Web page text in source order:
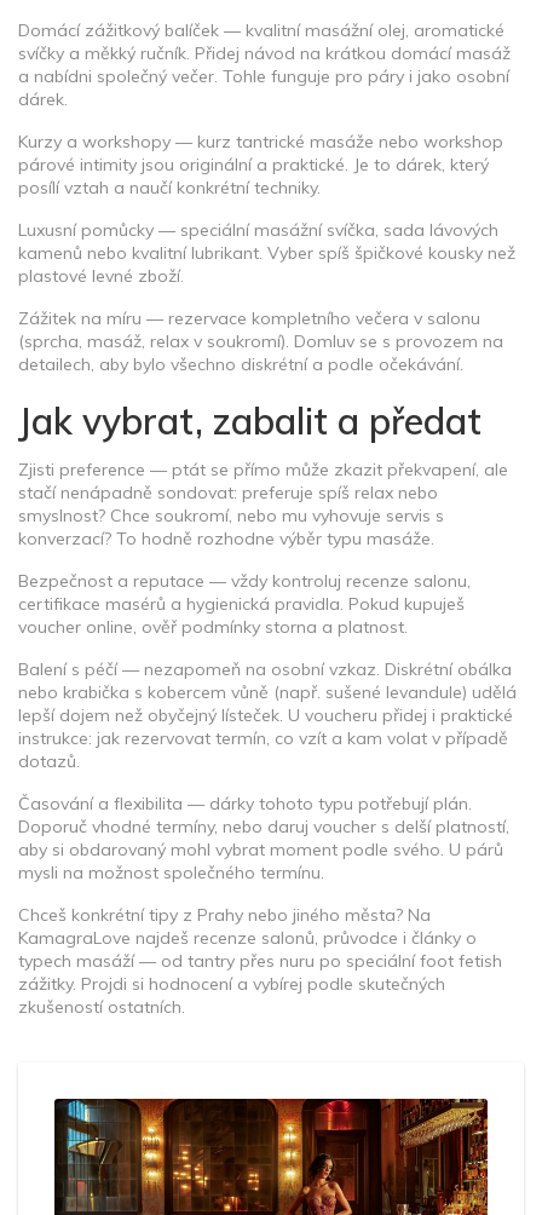
Domácí zážitkový balíček — kvalitní masážní olej, aromatické
svíčky a měkký ručník. Přidej návod na krátkou domácí masáž
a nabídni společný večer. Tohle funguje pro páry i jako osobní
dárek.
Kurzy a workshopy — kurz tantrické masáže nebo workshop
párové intimity jsou originální a praktické. Je to dárek, který
posílí vztah a naučí konkrétní techniky.
Luxusní pomůcky — speciální masážní svíčka, sada lávových
kamenů nebo kvalitní lubrikant. Vyber spíš špičkové kousky než
plastové levné zboží.
Zážitek na míru — rezervace kompletního večera v salonu
(sprcha, masáž, relax v soukromí). Domluv se s provozem na
detailech, aby bylo všechno diskrétní a podle očekávání.
Jak vybrat, zabalit a předat
Zjisti preference — ptát se přímo může zkazit překvapení, ale
stačí nenápadně sondovat: preferuje spíš relax nebo
smyslnost? Chce soukromí, nebo mu vyhovuje servis s
konverzací? To hodně rozhodne výběr typu masáže.
Bezpečnost a reputace — vždy kontroluj recenze salonu,
certifikace masérů a hygienická pravidla. Pokud kupuješ
voucher online, ověř podmínky storna a platnost.
Balení s péčí — nezapomeň na osobní vzkaz. Diskrétní obálka
nebo krabička s kobercem vůně (např. sušené levandule) udělá
lepší dojem než obyčejný lísteček. U voucheru přidej i praktické
instrukce: jak rezervovat termín, co vzít a kam volat v případě
dotazů.
Časování a flexibilita — dárky tohoto typu potřebují plán.
Doporuč vhodné termíny, nebo daruj voucher s delší platností,
aby si obdarovaný mohl vybrat moment podle svého. U párů
mysli na možnost společného termínu.
Chceš konkrétní tipy z Prahy nebo jiného města? Na
KamagraLove najdeš recenze salonů, průvodce i články o
typech masáží — od tantry přes nuru po speciální foot fetish
zážitky. Projdi si hodnocení a vybírej podle skutečných
zkušeností ostatních.